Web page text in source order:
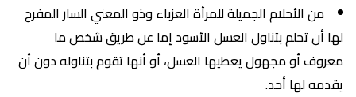
من الأحلام الجميلة للمرأة العزباء وذو المعني السار المفرح
لها أن تحلم بتناول العسل الأسود إما عن طريق شخص ما
معروف أو مجهول يعطيها العسل، أو أنها تقوم بتناوله دون أن
يقدمه لها أحد.